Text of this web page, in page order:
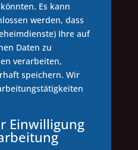
Es kann
werden, dass
Ihre auf
Daten zu
verarbeiten,
speichern. Wir
Einwilligung